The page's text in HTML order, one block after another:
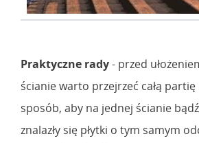
Praktyczne rady- przed
ścianie warto przejrzeć całą
sposób, aby na jednej ścianie
znalazły się płytki o tym samym